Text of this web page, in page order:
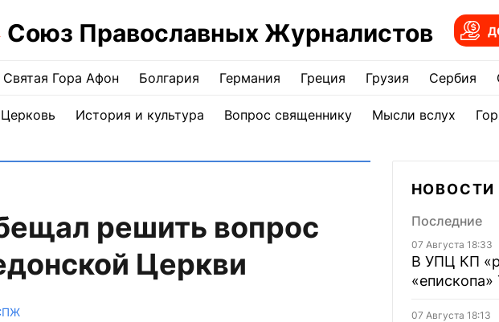
Союз Православных Журналистов
Святая Гора Афон Болгария Германия Греция Грузия Сербия
История и культура Вопрос священнику Мысли вслух
решить вопрос
Церкви
НОВОСТИ
Последние
07 Августа 18:33
В УПЦ КП
«епископа»
07 Августа 18:13